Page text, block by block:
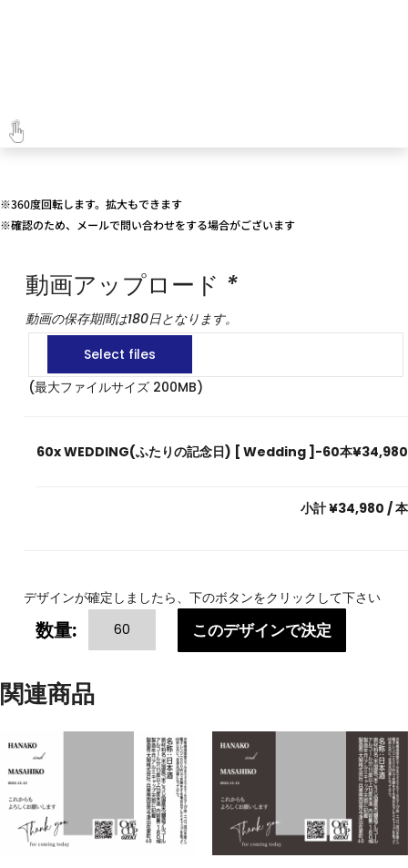
※360度回転します。拡大もできます
※確認のため、メールで問い合わせをする場合がございます
動画アップロード *
動画の保存期間は180日となります。
(最大ファイルサイズ 200MB)
60xWEDDING(ふたりの記念日) [ Wedding ]-60本¥34,980
小計¥34,980 / 本
デザインが確定しましたら、下のボタンをクリックして下さい
数量:
の
記
Wedding
本
このデザインで決定
関連商品